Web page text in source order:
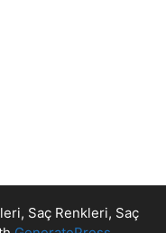
Saç Renkleri, Saç